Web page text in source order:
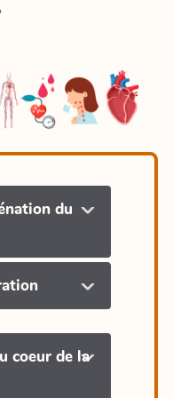
du
coeur de la